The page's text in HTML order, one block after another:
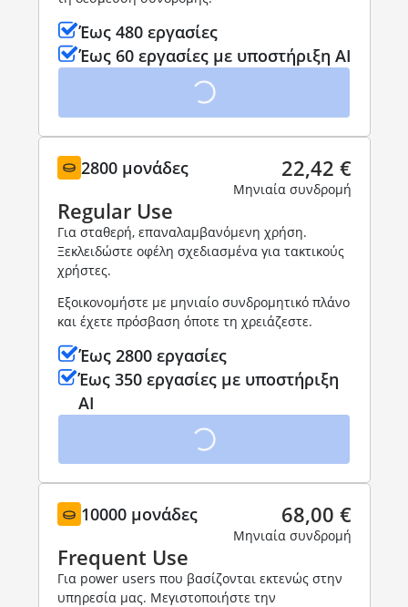
Έως 480 εργασίες
Έως 60 εργασίες με υποστήριξη AI
2800 μονάδες 22,42 €
Μηνιαία συνδρομή
Regular Use
Για σταθερή, επαναλαμβανόμενη χρήση.
Ξεκλειδώστε οφέλη σχεδιασμένα για τακτικούς
χρήστες.
Εξοικονομήστε με μηνιαίο συνδρομητικό πλάνο
και έχετε πρόσβαση όποτε τη χρειάζεστε.
Έως 2800 εργασίες
Έως 350 εργασίες με υποστήριξη
AI
10000 μονάδες 68,00 €
Μηνιαία συνδρομή
Frequent Use
Για power users που βασίζονται εκτενώς στην
υπηρεσία μας. Μεγιστοποιήστε την